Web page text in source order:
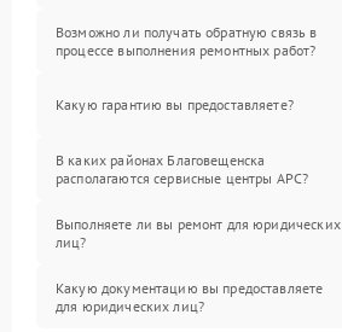
Возможно ли получать обратную связь в
процессе выполнения ремонтных работ?
Какую гарантию вы предоставляете?
В каких районах Благовещенска
располагаются сервисные центры APC?
Выполняете ли вы ремонт для юридических
лиц?
Какую документацию вы предоставляете
для юридических лиц?